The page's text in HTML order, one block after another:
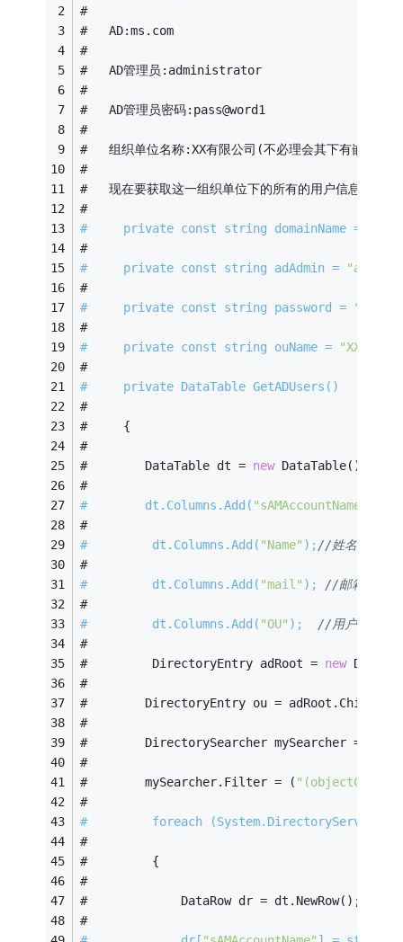
#
#   AD:ms.com
#
#   AD管理员:administrator
#
#   AD管理员密码:pass@word1
#
#   组织单位名称:XX有限公司(不必理会其下有嵌套
#
#   现在要获取这一组织单位下的所有的用户信息,
#
#     private const string domainName =
#
#     private const string adAdmin =
#
#     private const string password =
#
#     private const string ouName =
"XX有限
#
#     private DataTable GetADUsers()
#
#     {
#
#        DataTable dt = new DataTable();
#
#        dt.Columns.Add( "sAMAccountName"
#
#         dt.Columns.Add( "Name" );//姓名
#
#         dt.Columns.Add( "mail" ); //邮箱地
#
#         dt.Columns.Add( "OU" ); //用户组织
#
#         DirectoryEntry adRoot = new
#
#        DirectoryEntry ou =
#
#        DirectorySearcher mySearcher =
#
#        mySearcher.Filter = (
#
#         foreach
#
#         {
#
#             DataRow dr = dt.NewRow();
#